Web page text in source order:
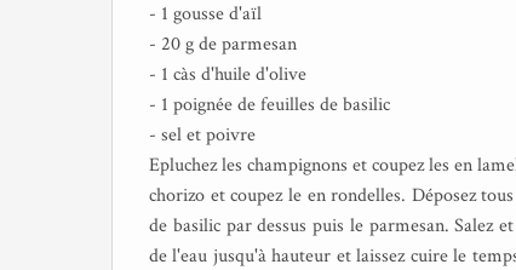
- 1 gousse d'aïl
- 20 g de parmesan
- 1 càs d'huile d'olive
- 1 poignée de feuilles de basilic
- sel et poivre
Epluchez les champignons et coupez les en
chorizo et coupez le en rondelles. Déposez
de basilic par dessus puis le parmesan. Salez
de l'eau jusqu'à hauteur et laissez cuire le